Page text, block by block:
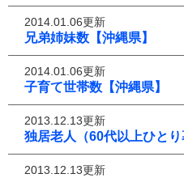
2014.01.06更新
兄弟姉妹数【沖縄県】
2014.01.06更新
子育て世帯数【沖縄県】
2013.12.13更新
独居老人（60代以上ひとり
2013.12.13更新